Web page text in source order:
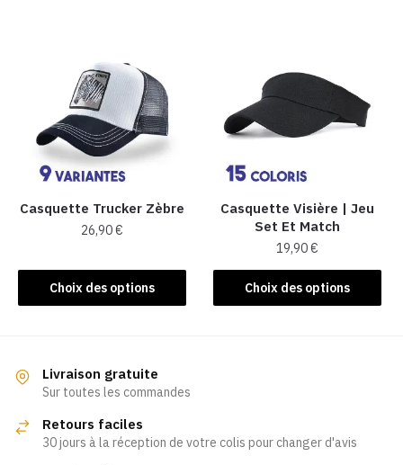
Les
options
peuvent
être
choisies
sur
la
page
produit
Les
options
peuvent
être
sur
la
page
du
produit
Casquette Trucker Zèbre
26,90€
Choix des options
produit
a
Les
options
peuvent
être
Casquette Visière | Jeu
Set Et Match
19,90€
Choix des options
Ce
produit
peuvent
être
Livraison gratuite
Sur toutes les commandes
Retours faciles
30 jours à la réception de votre colis pour changer d'avis